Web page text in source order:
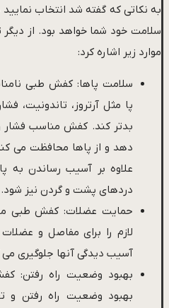
به نکاتی که گفته شد انتخاب
سلامت خود شما خواهد بود. از دیگر
موارد زیر اشاره کرد:
سلامت پاها: کفش طبی
پا مثل آرتروز، تاندونیت،
بدتر کند. کفش مناسب
دهد و از پاها محافظت می
علاوه بر آسیب رساندن به
دردهای پشت و گردن نیز شود.
حمایت عضلات: کفش طبی
لازم را برای مفاصل و
آسیب دیدگی آنها جلوگیری می
بهبود وضعیت راه رفتن:
بهبود وضعیت راه رفتن و